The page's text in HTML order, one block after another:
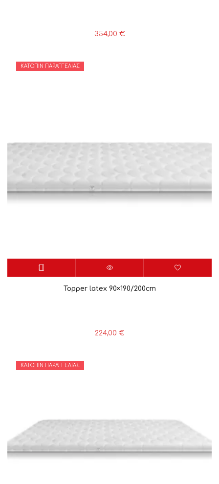
354,00 €
ΚΑΤΌΠΙΝ ΠΑΡΑΓΓΕΛΊΑΣ
Topper latex 90×190/200cm
224,00 €
ΚΑΤΌΠΙΝ ΠΑΡΑΓΓΕΛΊΑΣ